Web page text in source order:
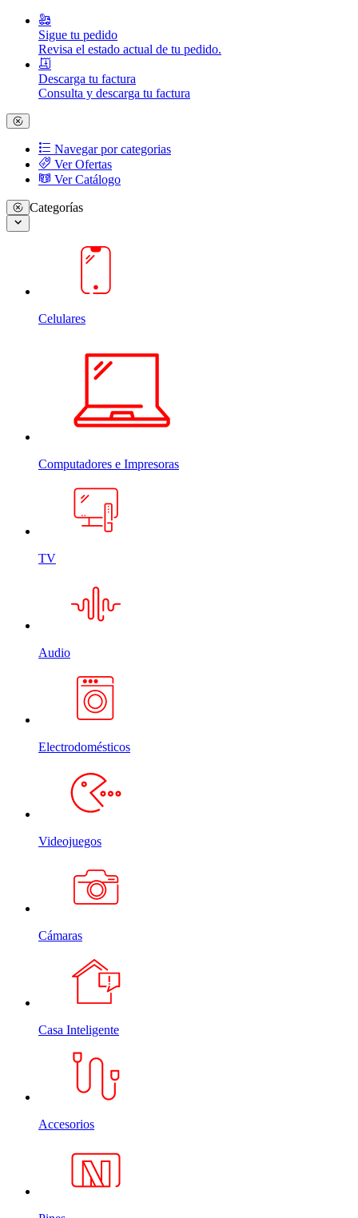
Sigue tu pedido
Revisa el estado actual de tu pedido.
Descarga tu factura
Consulta y descarga tu factura
Navegar por categorias
Ver Ofertas
Ver Catálogo
Categorías
Celulares
Computadores e Impresoras
TV
Audio
Electrodomésticos
Videojuegos
Cámaras
Casa Inteligente
Accesorios